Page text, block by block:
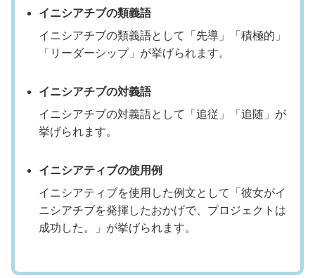
イニシアチブの類義語
イニシアチブの類義語として「先導」「積極的」
「リーダーシップ」が挙げられます。
イニシアチブの対義語
イニシアチブの対義語として「追従」「追随」が
挙げられます。
イニシアティブの使用例
イニシアティブを使用した例文として「彼女がイ
ニシアチブを発揮したおかげで、プロジェクトは
成功した。」が挙げられます。